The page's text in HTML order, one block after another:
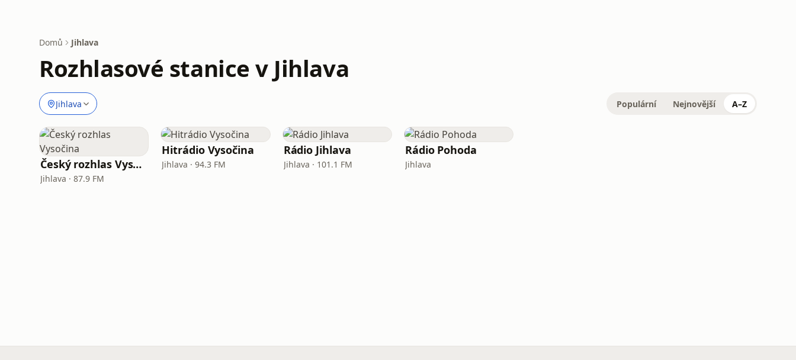
Domů Jihlava
Rozhlasové stanice v Jihlava
Jihlava Populární Nejnovější A–Z
Český rozhlas Vysočina
Jihlava · 87.9 FM
Hitrádio Vysočina
Jihlava · 94.3 FM
Rádio Jihlava
Jihlava · 101.1 FM
Rádio Pohoda
Jihlava